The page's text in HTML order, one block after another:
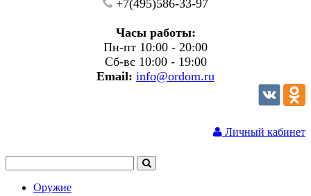
+7(495)586-33-97
Часы работы:
Пн-пт 10:00 - 20:00
Сб-вс 10:00 - 19:00
Email: info@ordom.ru
Личный кабинет
Оружие